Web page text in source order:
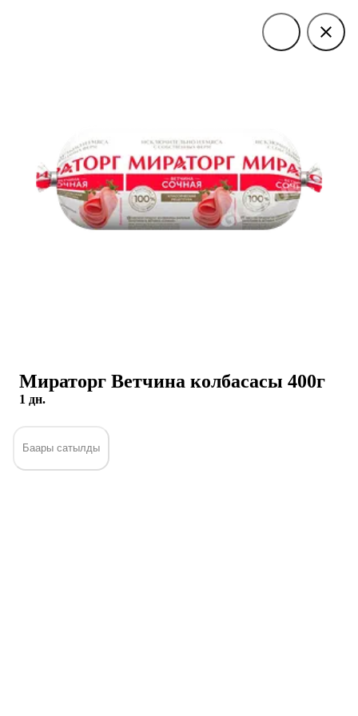
Мираторг Ветчина колбасасы 400г
1 дн.
Баары сатылды